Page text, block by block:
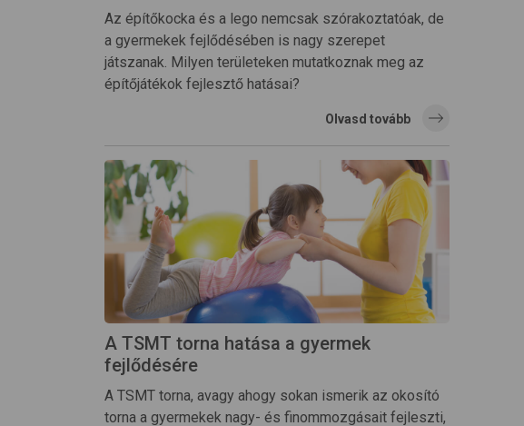
Az építőkocka és a lego nemcsak szórakoztatóak, de
a gyermekek fejlődésében is nagy szerepet
játszanak. Milyen területeken mutatkoznak meg az
építőjátékok fejlesztő hatásai?
Olvasd tovább
A TSMT torna hatása a gyermek
fejlődésére
A TSMT torna, avagy ahogy sokan ismerik az okosító
torna a gyermekek nagy- és finommozgásait fejleszti,